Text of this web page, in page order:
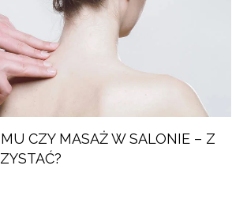
CZY MASAŻ W SALONIE – Z